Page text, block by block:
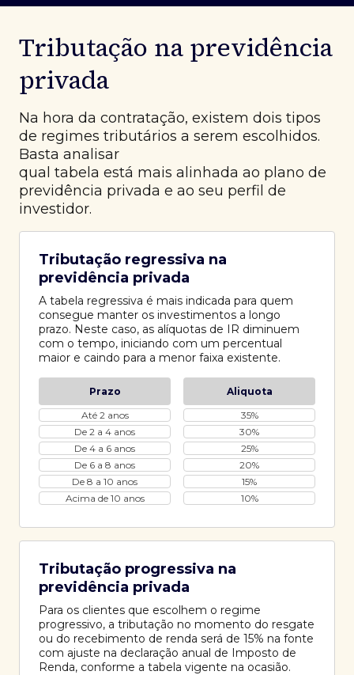
Tributação na previdência
privada
Na hora da contratação, existem dois tipos
de regimes tributários a serem escolhidos.
Basta analisar
qual tabela está mais alinhada ao plano de
previdência privada e ao seu perfil de
investidor.
Tributação regressiva na
previdência privada
A tabela regressiva é mais indicada para quem
consegue manter os investimentos a longo
prazo. Neste caso, as alíquotas de IR diminuem
com o tempo, iniciando com um percentual
maior e caindo para a menor faixa existente.
Prazo
Aliquota
Até 2 anos
35%
De 2 a 4 anos
30%
De 4 a 6 anos
25%
De 6 a 8 anos
20%
De 8 a 10 anos
15%
Acima de 10 anos
10%
Tributação progressiva na
previdência privada
Para os clientes que escolhem o regime
progressivo, a tributação no momento do resgate
ou do recebimento de renda será de 15% na fonte
com ajuste na declaração anual de Imposto de
Renda, conforme a tabela vigente na ocasião.